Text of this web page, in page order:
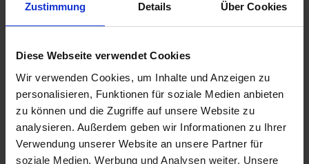
Zustimmung Details Über Cookies
Diese Webseite verwendet Cookies
Wir verwenden Cookies, um Inhalte und Anzeigen zu
personalisieren, Funktionen für soziale Medien anbieten
zu können und die Zugriffe auf unsere Website zu
analysieren. Außerdem geben wir Informationen zu Ihrer
Verwendung unserer Website an unsere Partner für
soziale Medien, Werbung und Analysen weiter. Unsere
Eglanteen
zzgl. MwSt.
Smartboxx
zzgl. MwSt.